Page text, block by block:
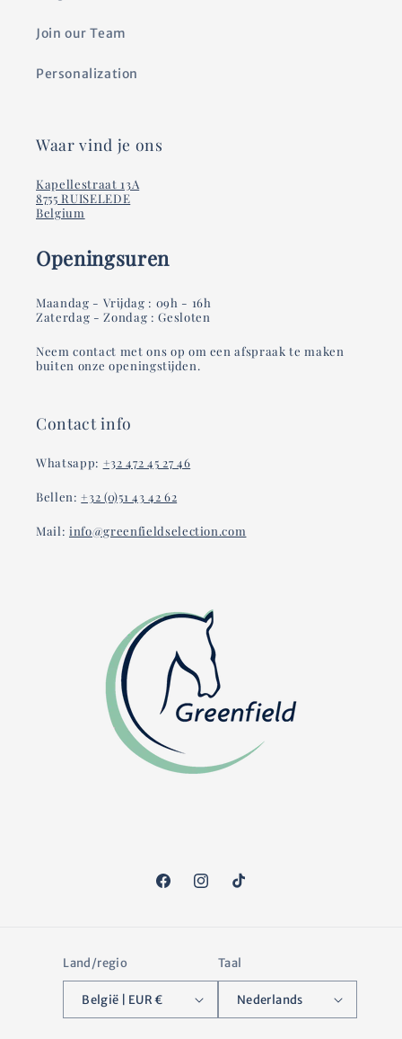
Join our Team
Personalization
Waar vind je ons
Kapellestraat 13A
8755 RUISELEDE
Belgium
Openingsuren
Maandag - Vrijdag : 09h - 16h
Zaterdag - Zondag : Gesloten
Neem contact met ons op om een afspraak te maken
buiten onze openingstijden.
Contact info
Whatsapp: +32 472 45 27 46
Bellen:+32 (0)51 43 42 62
Mail: info@greenfieldselection.com
FacebookInstagram
TikTok
Land/regio
België | EUR €
Taal
Nederlands